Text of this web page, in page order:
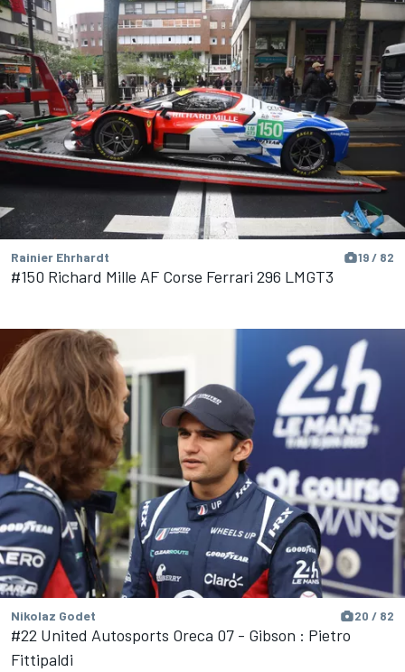
Rainier Ehrhardt 19 / 82
#150 Richard Mille AF Corse Ferrari 296 LMGT3
Nikolaz Godet 20 / 82
#22 United Autosports Oreca 07 - Gibson : Pietro
Fittipaldi